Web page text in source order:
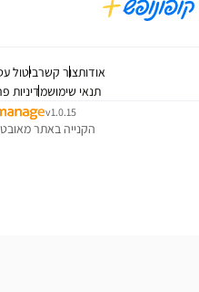
אודותצור קשרביטול
תנאי שימושמדיניות
v1.0.15
הקנייה באתר